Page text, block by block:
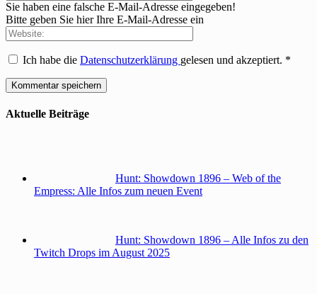
Sie haben eine falsche E-Mail-Adresse eingegeben!
Bitte geben Sie hier Ihre E-Mail-Adresse ein
Ich habe die Datenschutzerklärung gelesen und akzeptiert. *
Aktuelle Beiträge
Hunt: Showdown 1896 – Web of the
Empress: Alle Infos zum neuen Event
Hunt: Showdown 1896 – Alle Infos zu den
Twitch Drops im August 2025